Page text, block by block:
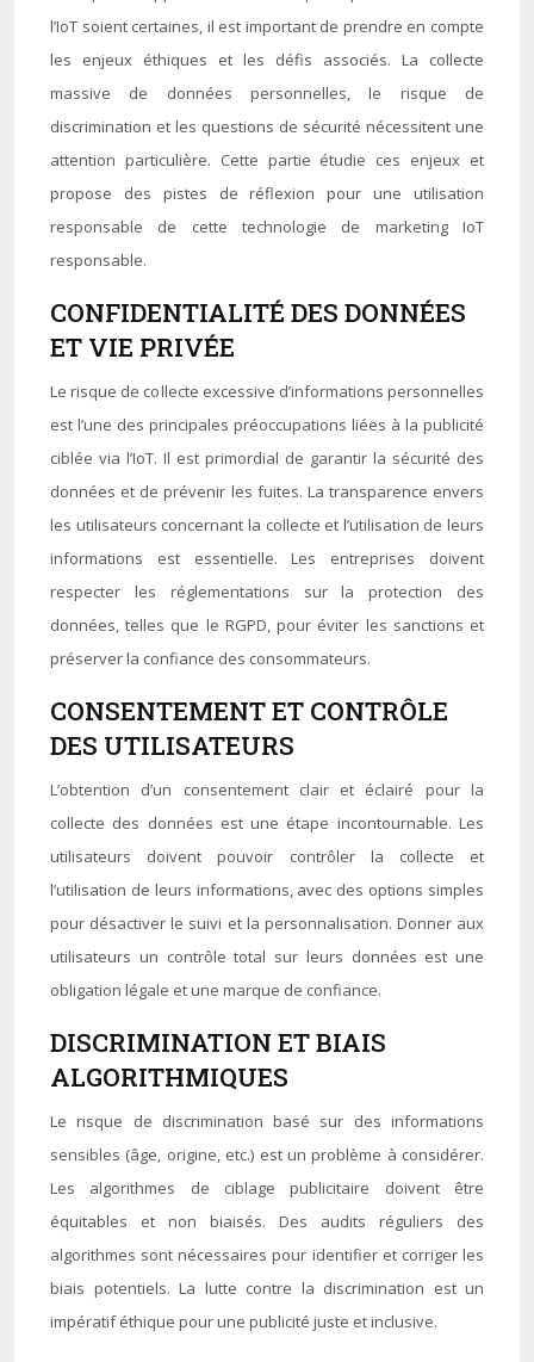
l’IoT soient certaines, il est important de prendre en compte
les enjeux éthiques et les défis associés. La collecte
massive de données personnelles, le risque de
discrimination et les questions de sécurité nécessitent une
attention particulière. Cette partie étudie ces enjeux et
propose des pistes de réflexion pour une utilisation
responsable de cette technologie de marketing IoT
responsable.
CONFIDENTIALITÉ DES DONNÉES
ET VIE PRIVÉE
Le risque de collecte excessive d’informations personnelles
est l’une des principales préoccupations liées à la publicité
ciblée via l’IoT. Il est primordial de garantir la sécurité des
données et de prévenir les fuites. La transparence envers
les utilisateurs concernant la collecte et l’utilisation de leurs
informations est essentielle. Les entreprises doivent
respecter les réglementations sur la protection des
données, telles que le RGPD, pour éviter les sanctions et
préserver la confiance des consommateurs.
CONSENTEMENT ET CONTRÔLE
DES UTILISATEURS
L’obtention d’un consentement clair et éclairé pour la
collecte des données est une étape incontournable. Les
utilisateurs doivent pouvoir contrôler la collecte et
l’utilisation de leurs informations, avec des options simples
pour désactiver le suivi et la personnalisation. Donner aux
utilisateurs un contrôle total sur leurs données est une
obligation légale et une marque de confiance.
DISCRIMINATION ET BIAIS
ALGORITHMIQUES
Le risque de discrimination basé sur des informations
sensibles (âge, origine, etc.) est un problème à considérer.
Les algorithmes de ciblage publicitaire doivent être
équitables et non biaisés. Des audits réguliers des
algorithmes sont nécessaires pour identifier et corriger les
biais potentiels. La lutte contre la discrimination est un
impératif éthique pour une publicité juste et inclusive.